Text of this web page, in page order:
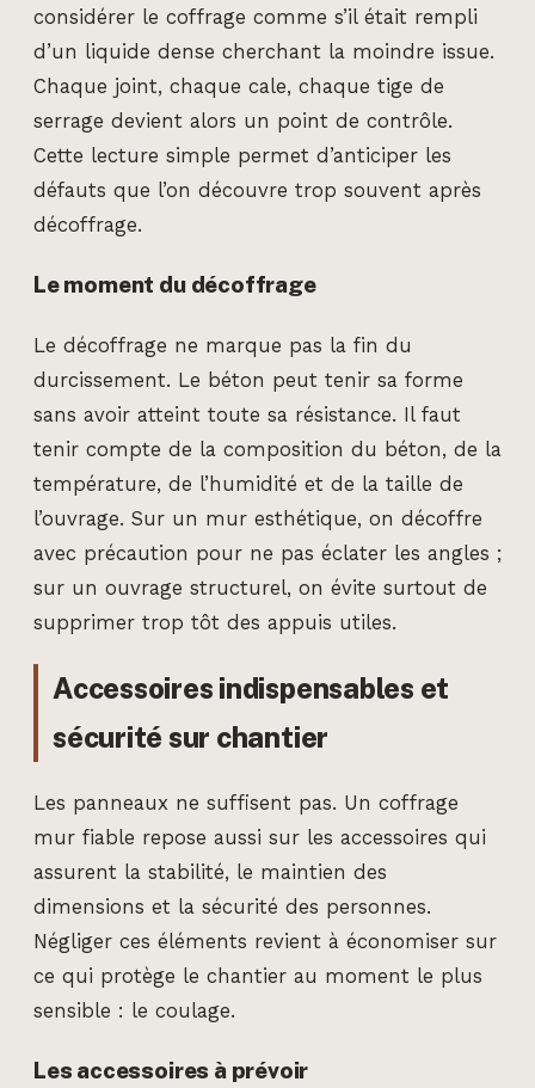
considérer le coffrage comme s’il était rempli
d’un liquide dense cherchant la moindre issue.
Chaque joint, chaque cale, chaque tige de
serrage devient alors un point de contrôle.
Cette lecture simple permet d’anticiper les
défauts que l’on découvre trop souvent après
décoffrage.
Le moment du décoffrage
Le décoffrage ne marque pas la fin du
durcissement. Le béton peut tenir sa forme
sans avoir atteint toute sa résistance. Il faut
tenir compte de la composition du béton, de la
température, de l’humidité et de la taille de
l’ouvrage. Sur un mur esthétique, on décoffre
avec précaution pour ne pas éclater les angles ;
sur un ouvrage structurel, on évite surtout de
supprimer trop tôt des appuis utiles.
Accessoires indispensables et
sécurité sur chantier
Les panneaux ne suffisent pas. Un coffrage
mur fiable repose aussi sur les accessoires qui
assurent la stabilité, le maintien des
dimensions et la sécurité des personnes.
Négliger ces éléments revient à économiser sur
ce qui protège le chantier au moment le plus
sensible : le coulage.
Les accessoires à prévoir